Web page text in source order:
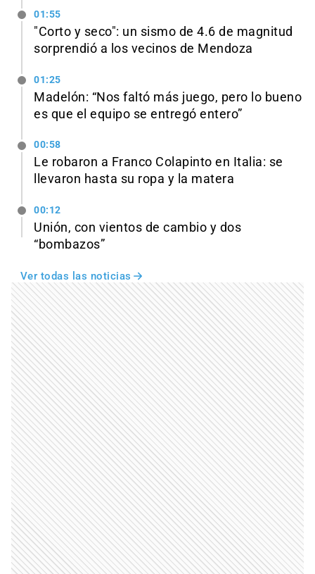
01:55
"Corto y seco": un sismo de 4.6 de magnitud
sorprendió a los vecinos de Mendoza
01:25
Madelón: “Nos faltó más juego, pero lo bueno
es que el equipo se entregó entero”
00:58
Le robaron a Franco Colapinto en Italia: se
llevaron hasta su ropa y la matera
00:12
Unión, con vientos de cambio y dos
“bombazos”
Ver todas las noticias